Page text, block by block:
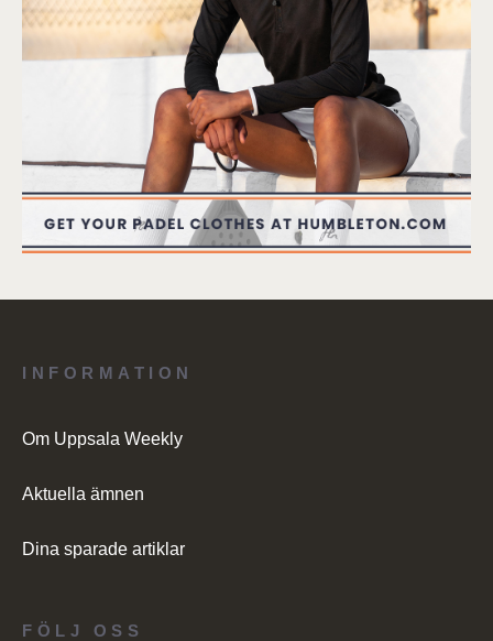
INFORMATION
Om Uppsala Weekly
Aktuella ämnen
Dina sparade artiklar
FÖLJ OSS